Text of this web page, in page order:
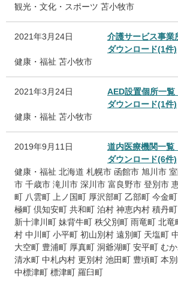
観光・文化・スポーツ 苫小牧市
2021年3月24日
介護サービス事業
ダウンロード(1件)
健康・福祉 苫小牧市
2021年3月24日
AED設置個所一覧
ダウンロード(1件)
健康・福祉 苫小牧市
2019年9月11日
道内医療機関一覧
ダウンロード(6件)
健康・福祉 北海道 札幌市 函館市 旭川市
市 千歳市 滝川市 深川市 富良野市 登別市
町 八雲町 上ノ国町 厚沢部町 乙部町 今金町
極町 倶知安町 共和町 泊村 神恵内村 積丹町
新十津川町 妹背牛町 秩父別町 雨竜町 北竜
村 中川町 小平町 初山別村 遠別町 天塩町
大空町 豊浦町 厚真町 洞爺湖町 安平町 む
清水町 中札内村 更別村 池田町 豊頃町 本
中標津町 標津町 羅臼町